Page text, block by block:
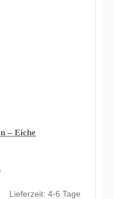
– Eiche
Lieferzeit: 4-6 Tage